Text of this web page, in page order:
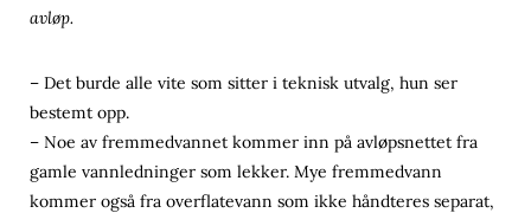
avløp.
– Det burde alle vite som sitter i teknisk utvalg, hun ser
bestemt opp.
– Noe av fremmedvannet kommer inn på avløpsnettet fra
gamle vannledninger som lekker. Mye fremmedvann
kommer også fra overflatevann som ikke håndteres separat,